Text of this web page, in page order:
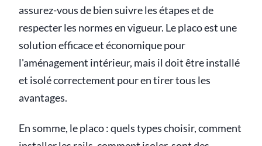
assurez-vous de bien suivre les étapes et de
respecter les normes en vigueur. Le placo est une
solution efficace et économique pour
l'aménagement intérieur, mais il doit être installé
et isolé correctement pour en tirer tous les
avantages.
En somme, le placo : quels types choisir, comment